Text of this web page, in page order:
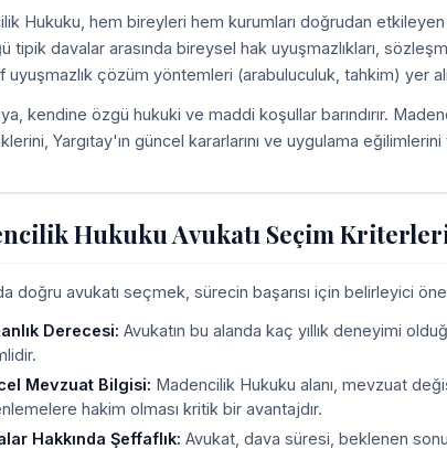
Hukuku, hem bireyleri hem kurumları doğrudan
tipik davalar arasında bireysel hak uyuşmazlıkları,
uyuşmazlık çözüm yöntemleri (arabuluculuk, tahkim) yer
kendine özgü hukuki ve maddi koşullar barındırır.
Yargıtay'ın güncel kararlarını ve uygulama
Hukuku Avukatı Seçim
doğru avukatı seçmek, sürecin başarısı için belirleyici
Derecesi: Avukatın bu alanda kaç yıllık deneyimi
Mevzuat Bilgisi: Madencilik Hukuku alanı, mevzuat
hakim olması kritik bir avantajdır.
Hakkında Şeffaflık: Avukat, dava süresi, beklenen